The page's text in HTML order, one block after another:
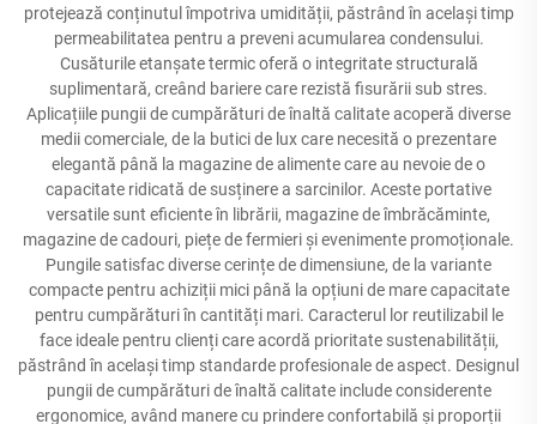
protejează conținutul împotriva umidității, păstrând în același timp
permeabilitatea pentru a preveni acumularea condensului.
Cusăturile etanșate termic oferă o integritate structurală
suplimentară, creând bariere care rezistă fisurării sub stres.
Aplicațiile pungii de cumpărături de înaltă calitate acoperă diverse
medii comerciale, de la butici de lux care necesită o prezentare
elegantă până la magazine de alimente care au nevoie de o
capacitate ridicată de susținere a sarcinilor. Aceste portative
versatilе sunt eficiente în librării, magazine de îmbrăcăminte,
magazine de cadouri, piețe de fermieri și evenimente promoționale.
Pungile satisfac diverse cerințe de dimensiune, de la variante
compacte pentru achiziții mici până la opțiuni de mare capacitate
pentru cumpărături în cantități mari. Caracterul lor reutilizabil le
face ideale pentru clienți care acordă prioritate sustenabilității,
păstrând în același timp standarde profesionale de aspect. Designul
pungii de cumpărături de înaltă calitate include considerente
ergonomice, având manere cu prindere confortabilă și proporții